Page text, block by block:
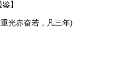
】
光赤奋若，凡三年)